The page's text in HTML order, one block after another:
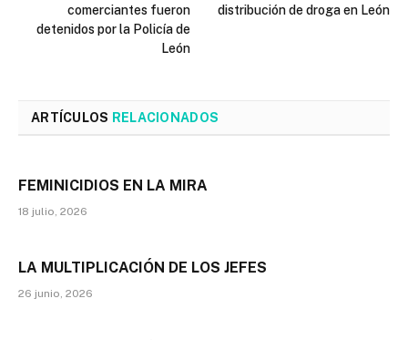
comerciantes fueron
detenidos por la Policía de
León
distribución de droga en León
ARTÍCULOS RELACIONADOS
FEMINICIDIOS EN LA MIRA
18 julio, 2026
LA MULTIPLICACIÓN DE LOS JEFES
26 junio, 2026